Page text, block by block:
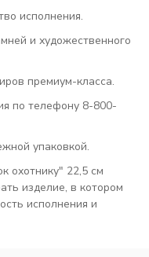
исполнения.
и художественного
премиум-класса.
по телефону 8-800-
упаковкой.
охотнику" 22,5 см
изделие, в котором
исполнения и